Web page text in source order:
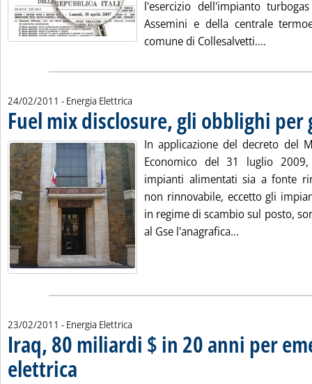
l'esercizio dell'impianto
Assemini e della centrale
comune di Collesalvetti....
24/02/2011 - Energia Elettrica
Fuel mix disclosure, gli obblighi
In applicazione del decreto del
Economico del 31 luglio
impianti alimentati sia a fonte
non rinnovabile, eccetto gli
in regime di scambio sul posto,
al Gse l'anagrafica...
23/02/2011 - Energia Elettrica
Iraq, 80 miliardi $ in 20 anni per
elettrica